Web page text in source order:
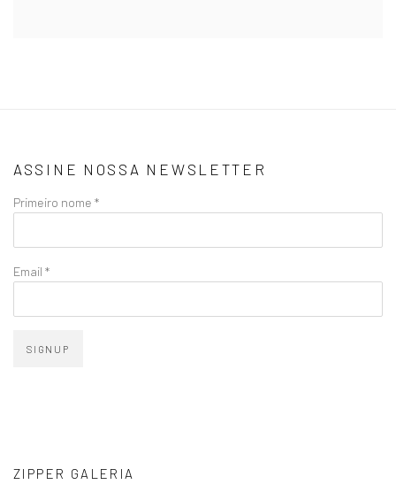
ASSINE NOSSA NEWSLETTER
Primeiro nome *
Email *
SIGNUP
ZIPPER GALERIA